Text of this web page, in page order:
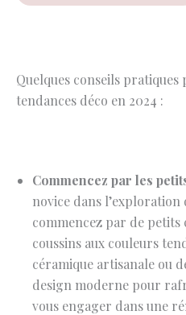
Quelques conseils
tendances déco en 2024 :
Commencez par les
novice dans l’exploration
commencez par de petits
coussins aux couleurs
céramique artisanale ou
design moderne pour
vous engager dans une